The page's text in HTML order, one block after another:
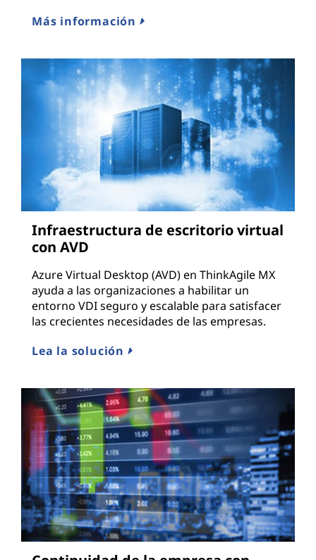
Más información
Infraestructura de escritorio virtual
con AVD
Azure Virtual Desktop (AVD) en ThinkAgile MX
ayuda a las organizaciones a habilitar un
entorno VDI seguro y escalable para satisfacer
las crecientes necesidades de las empresas.
Lea la solución